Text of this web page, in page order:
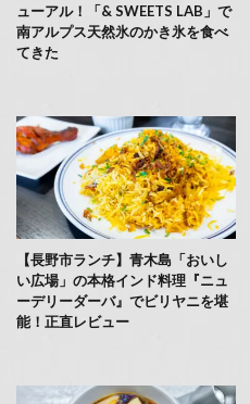
ューアル！「& SWEETS LAB」で
南アルプス天然氷のかき氷を食べ
てきた
【長野市ランチ】青木島「おいし
い広場」の本格インド料理『ニュ
ーデリーダーバ』でビリヤニを堪
能！正直レビュー